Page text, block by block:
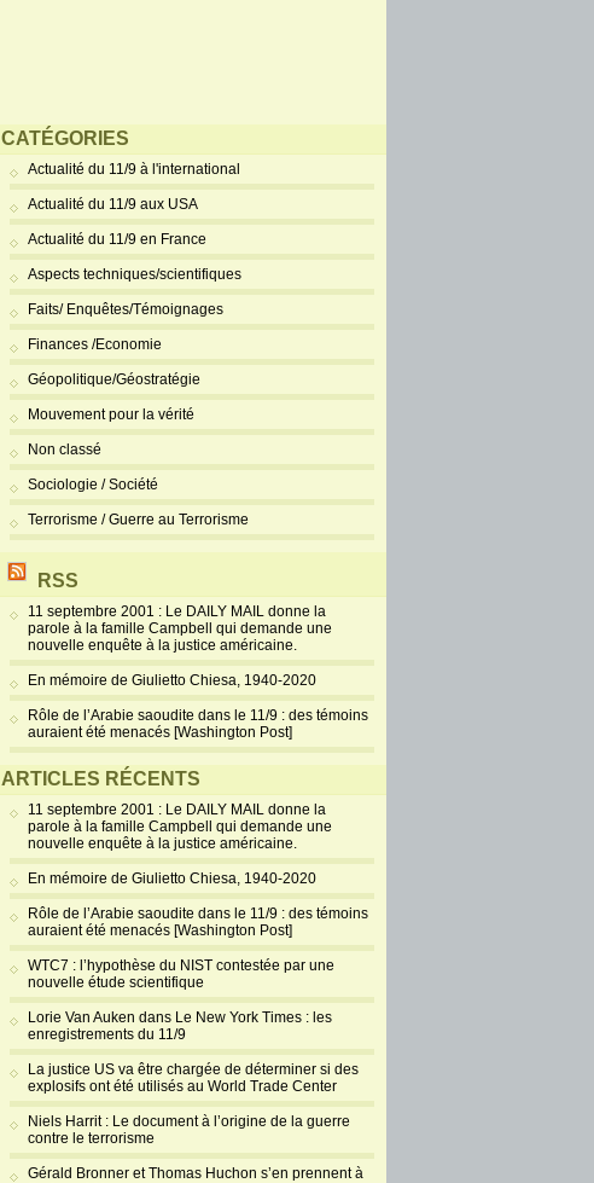
CATÉGORIES
Actualité du 11/9 à l'international
Actualité du 11/9 aux USA
Actualité du 11/9 en France
Aspects techniques/scientifiques
Faits/ Enquêtes/Témoignages
Finances /Economie
Géopolitique/Géostratégie
Mouvement pour la vérité
Non classé
Sociologie / Société
Terrorisme / Guerre au Terrorisme
RSS
11 septembre 2001 : Le DAILY MAIL donne la
parole à la famille Campbell qui demande une
nouvelle enquête à la justice américaine.
En mémoire de Giulietto Chiesa, 1940-2020
Rôle de l’Arabie saoudite dans le 11/9 : des témoins
auraient été menacés [Washington Post]
ARTICLES RÉCENTS
11 septembre 2001 : Le DAILY MAIL donne la
parole à la famille Campbell qui demande une
nouvelle enquête à la justice américaine.
En mémoire de Giulietto Chiesa, 1940-2020
Rôle de l’Arabie saoudite dans le 11/9 : des témoins
auraient été menacés [Washington Post]
WTC7 : l’hypothèse du NIST contestée par une
nouvelle étude scientifique
Lorie Van Auken dans Le New York Times : les
enregistrements du 11/9
La justice US va être chargée de déterminer si des
explosifs ont été utilisés au World Trade Center
Niels Harrit : Le document à l’origine de la guerre
contre le terrorisme
Gérald Bronner et Thomas Huchon s’en prennent à